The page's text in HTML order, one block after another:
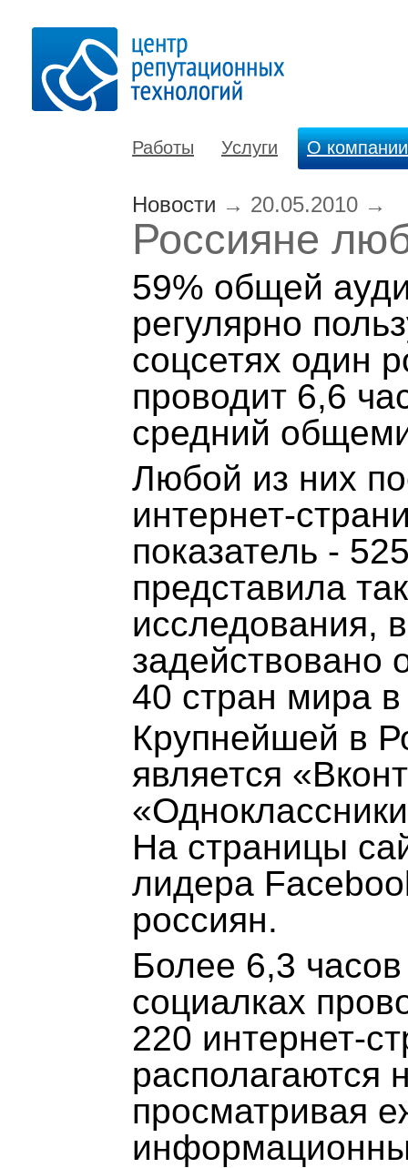
Работы Услуги О компании
Новости → 20.05.2010 →
Россияне
59% общей
регулярно
соцсетях один
проводит 6,6
средний
Любой из них
интернет-
показатель -
представила
исследования,
задействовано
40 стран мира
Крупнейшей в
является
На страницы
лидера
россиян.
Более 6,3
социалках
220 интернет-
располагаются
просматривая